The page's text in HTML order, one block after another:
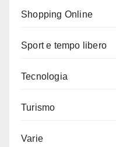
Shopping Online
Sport e tempo libero
Tecnologia
Turismo
Varie